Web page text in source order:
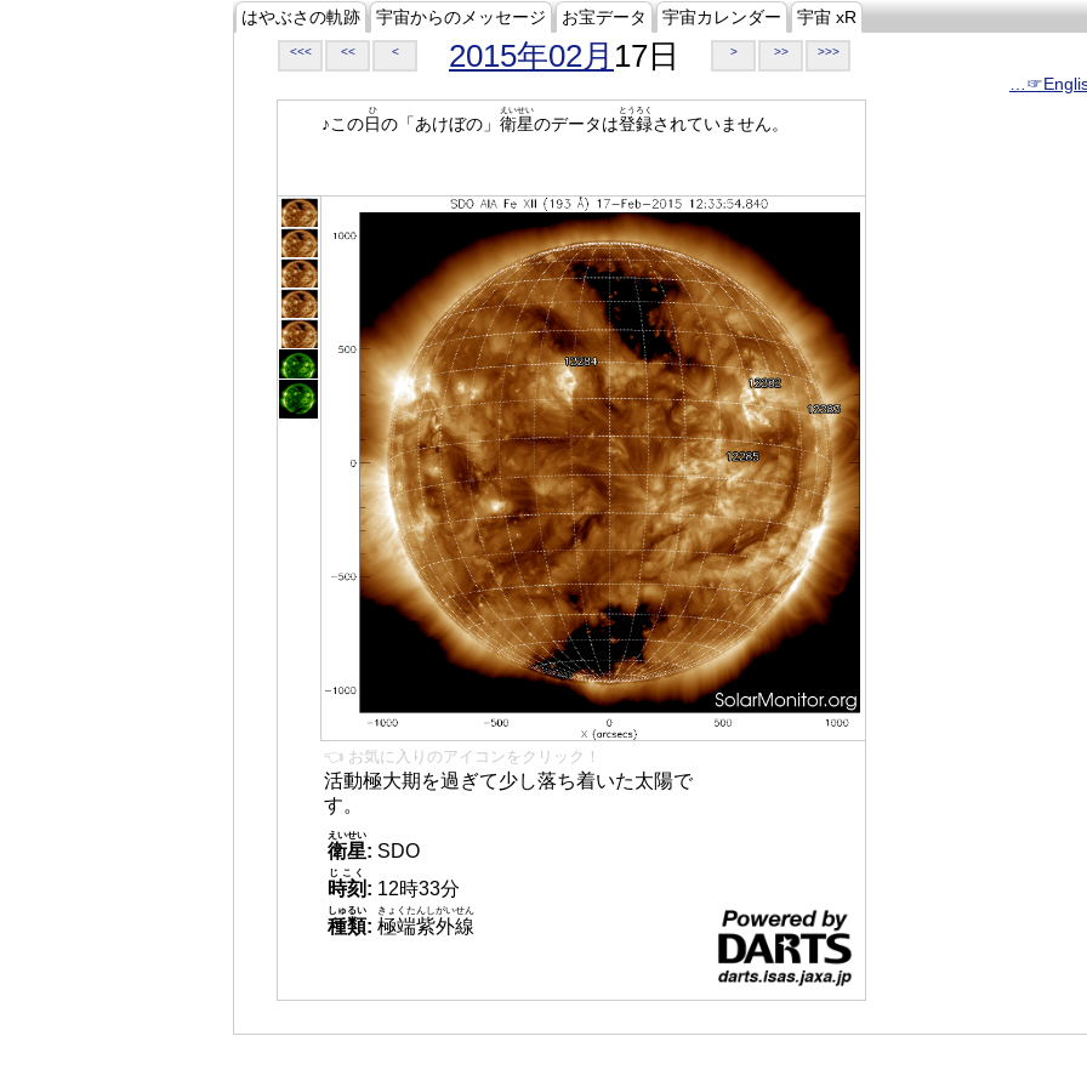
はやぶさの軌跡 宇宙からのメッセージ お宝データ 宇宙カレンダー 宇宙 xR
<<< << < 2015年02月 17日 > >> >>>
♪この日
ひ
の「あけぼの」 衛星
えいせい
のデータは登録
とうろく
されていません。
👈 お気に入りのアイコンをクリック！
活動極大期を過ぎて少し落ち着いた太陽で
す。
衛星
えいせい
: SDO
時刻
じこく
: 12時33分
種類
しゅるい
: 極端紫外線
きょくたんしがいせん